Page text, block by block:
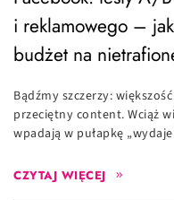
i reklamowego –
budżet na
Bądźmy szczerzy:
przeciętny content. Wciąż
wpadają w pułapkę
CZYTAJ WIĘCEJ